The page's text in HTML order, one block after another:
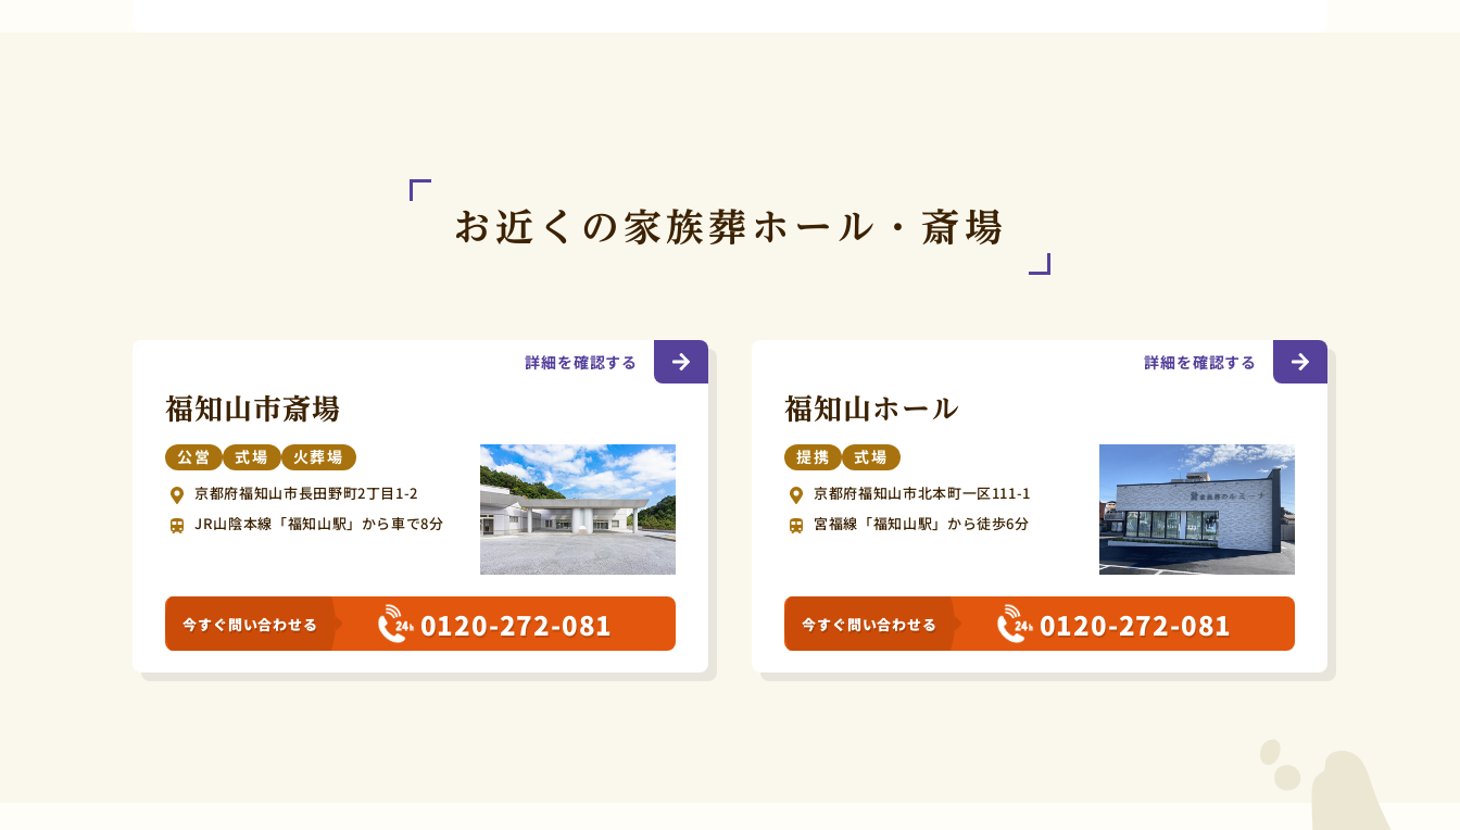
お近くの 家族葬ホール・斎場
福知山市斎場
公営 式場 火葬場
京都府福知山市長田野町2丁目1-2
JR山陰本線「福知山駅」から車で8分
詳細を確認する
今すぐ問い合わせる 0120-272-081
福知山ホール
提携 式場
京都府福知山市北本町一区111-1
宮福線「福知山駅」から徒歩6分
詳細を確認する
今すぐ問い合わせる 0120-272-081